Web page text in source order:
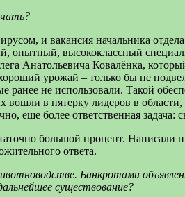
и вакансия начальника
высококлассный
Анатольевича Ковалёнка,
урожай – только бы не
не использовали. Такой
в пятерку лидеров в
еще более ответственная задача:
большой процент. Написали
ответа.
Банкротами
существование?